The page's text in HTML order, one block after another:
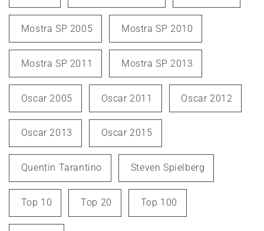
Mostra SP 2005 Mostra SP 2010
Mostra SP 2011 Mostra SP 2013
Oscar 2005 Oscar 2011 Oscar 2012
Oscar 2013 Oscar 2015
Quentin Tarantino Steven Spielberg
Top 10 Top 20 Top 100